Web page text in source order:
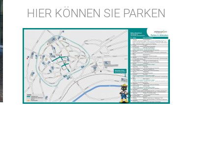
HIER KÖNNEN SIE PARKEN